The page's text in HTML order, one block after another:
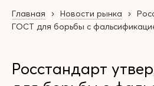
Главная Новости рынка
ГОСТ для борьбы с
Росстандарт